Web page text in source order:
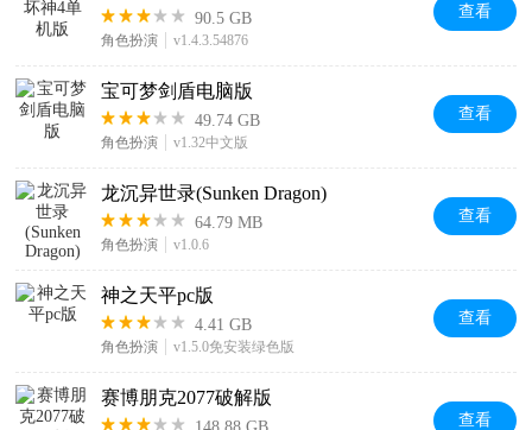
90.5 GB
角色扮演 v1.4.3.54876
查看
宝可梦剑盾电脑版
49.74 GB
角色扮演 v1.32中文版
查看
龙沉异世录(Sunken Dragon)
64.79 MB
角色扮演 v1.0.6
查看
神之天平pc版
4.41 GB
角色扮演 v1.5.0免安装绿色版
查看
赛博朋克2077破解版
查看